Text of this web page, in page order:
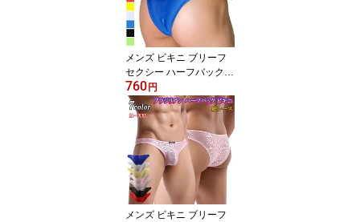
メンズ ビキニ ブリーフ
セクシー ハーフバック
ビキニブリーフ ビキニパ
ンツ メンズ ビキニ ショ
ーツ セクシー ローライ
ズ ブラジリアン ブーメ
ランパンツ 男性下着 メ
ンズ下着 ラメ 光沢感
760円
メンズ ビキニ ブリーフ